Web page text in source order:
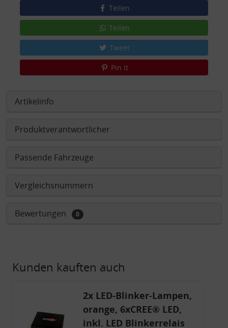
Teilen
Teilen
Tweet
Pin it
Artikelinfo
Produktverantwortlicher
Passende Fahrzeuge
Vergleichsnummern
Bewertungen 0
Kunden kauften auch
2x LED-Blinker-Lampen,
orange, 6xCREE® LED,
inkl. LED Blinkerrelais